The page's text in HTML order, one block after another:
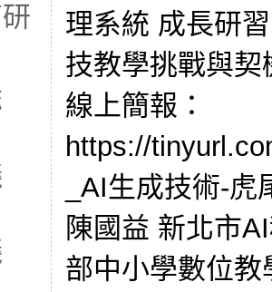
理系統 成長研
技教學挑戰與
線上簡報：
https://
_AI生成技術-
陳國益 新北市
部中小學數位